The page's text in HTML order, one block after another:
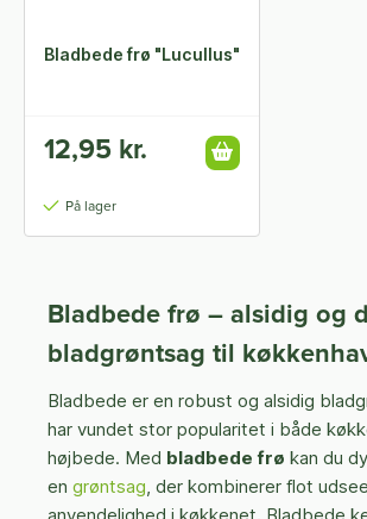
Bladbede frø "Lucullus"
12,95 kr.
På lager
Bladbede frø – alsidig og
bladgrøntsag til
Bladbede er en robust og alsidig
har vundet stor popularitet i både
højbede. Med bladbede frø kan du
en grøntsag, der kombinerer flot